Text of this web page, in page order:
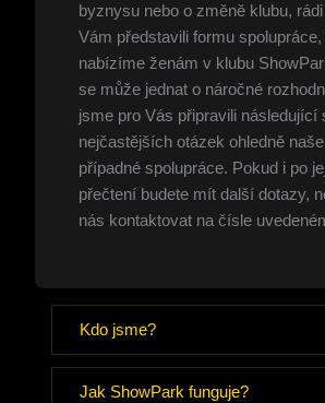
byznysu nebo o změně klubu,
Vám představili formu
nabízíme ženám v klubu
se může jednat o náročné
jsme pro Vás připravili následující
nejčastějších otázek ohledně
případné spolupráce. Pokud i po
přečtení budete mít další dotazy,
nás kontaktovat na čísle
Kdo jsme?
Jak ShowPark funguje?